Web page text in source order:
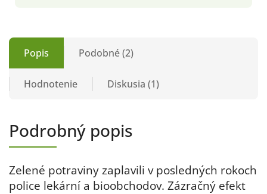
Popis Podobné (2)
Hodnotenie Diskusia (1)
Podrobný popis
Zelené potraviny zaplavili v posledných rokoch
police lekární a bioobchodov. Zázračný efekt